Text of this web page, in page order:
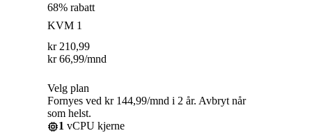
68% rabatt
KVM 1
kr 210,99
kr 66,99/mnd
Velg plan
Fornyes ved kr 144,99/mnd i 2 år. Avbryt når
som helst.
1 vCPU kjerne